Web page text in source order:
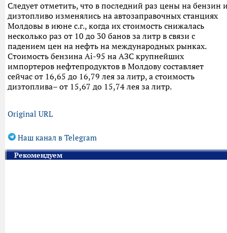
Следует отметить, что в последний раз цены на бензин
дизтопливо изменялись на автозаправочных станциях
Молдовы в июне с.г., когда их стоимость снижалась
несколько раз от 10 до 30 банов за литр в связи с
падением цен на нефть на международных рынках.
Стоимость бензина Ai-95 на АЗС крупнейших
импортеров нефтепродуктов в Молдову составляет
сейчас от 16,65 до 16,79 лея за литр, а стоимость
дизтоплива– от 15,67 до 15,74 лея за литр.
Original URL
Наш канал в Telegram
Рекомендуем